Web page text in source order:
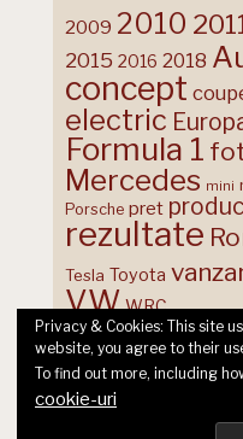
2009 2010
2015 2016 2018
concept
electric
Formula 1
Mercedes mini
Porsche pret
rezultate
Tesla Toyota
VW WRC
© 2026 Ecart Media
Privacy & Cookies: This site
website, you agree to their
To find out more, including
cookie-uri